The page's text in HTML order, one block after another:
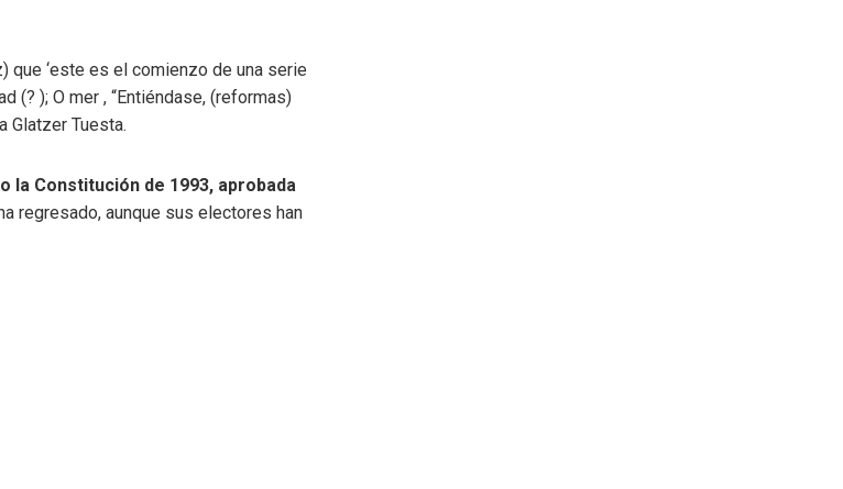
que ‘este es el comienzo de una serie
(? ); O mer , “Entiéndase, (reformas)
Glatzer Tuesta.
la Constitución de 1993, aprobada
regresado, aunque sus electores han